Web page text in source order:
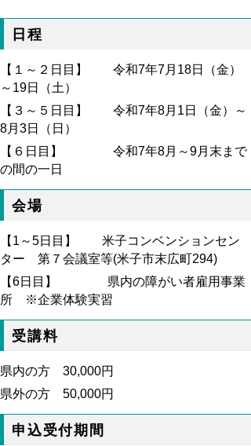
日程
【１～２日目】 令和7年7月18日（金）
～19日（土）
【３～５日目】 令和7年8月1日（金）～
8月3日（日）
【６日目】 令和7年8月～9月末まで
の間の一日
会場
【1～5日目】 米子コンベンションセン
ター 第７会議室等(米子市末広町294)
【6日目】 県内の障がい者雇用事業
所 ※企業体験実習
受講料
県内の方 30,000円
県外の方 50,000円
申込受付期間